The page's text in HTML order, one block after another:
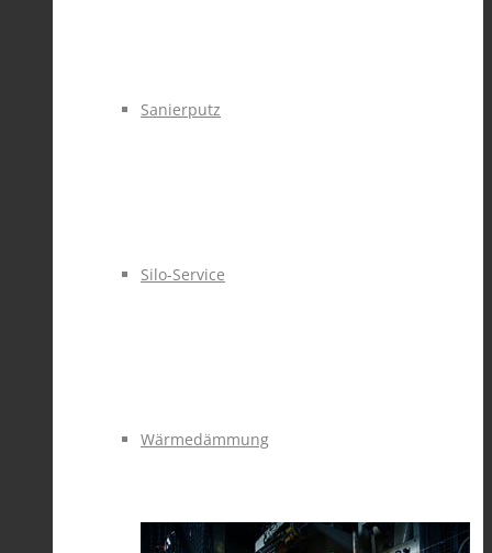
Sanierputz
Silo-Service
Wärmedämmung